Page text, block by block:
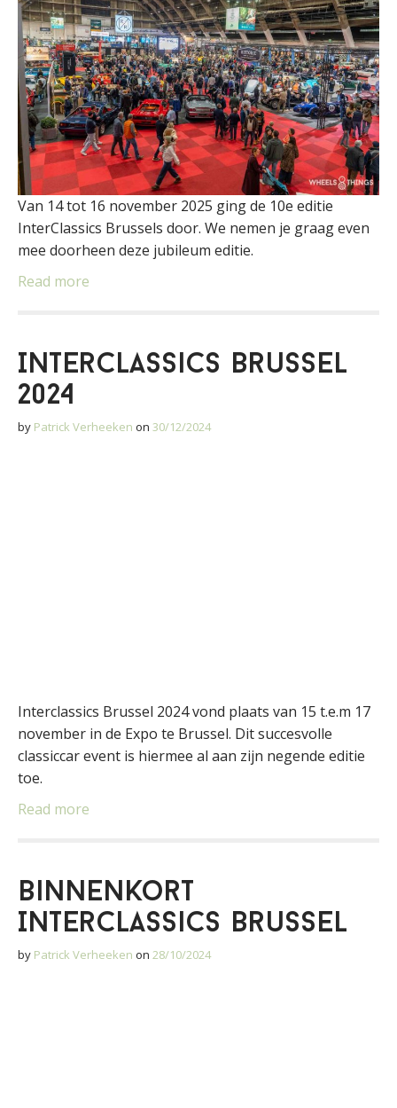
Van 14 tot 16 november 2025 ging de 10e editie
InterClassics Brussels door. We nemen je graag even
mee doorheen deze jubileum editie.
Read more
Interclassics Brussel
2024
by Patrick Verheeken on 30/12/2024
Interclassics Brussel 2024 vond plaats van 15 t.e.m 17
november in de Expo te Brussel. Dit succesvolle
classiccar event is hiermee al aan zijn negende editie
toe.
Read more
Binnenkort
Interclassics Brussel
by Patrick Verheeken on 28/10/2024